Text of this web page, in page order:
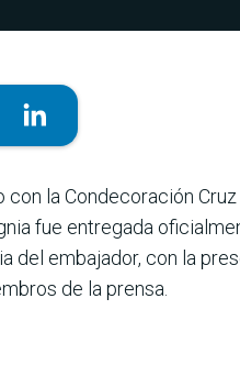
la Conde­coración
fue entregada
del embajador, con la
de la prensa.